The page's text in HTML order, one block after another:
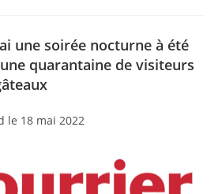
une soirée nocturne à été
quarantaine de visiteurs
le 18 mai 2022